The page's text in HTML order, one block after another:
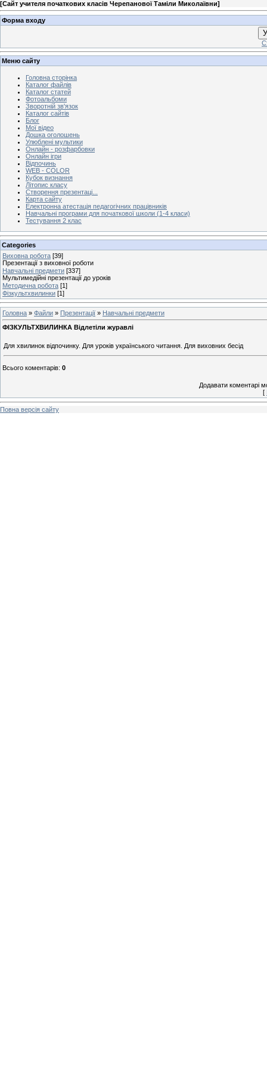
[Сайт учителя початкових класів Черепанової Таміли Миколаївни]
Форма входу
Меню сайту
Головна сторінка
Каталог файлів
Каталог статей
Фотоальбоми
Зворотній зв'язок
Каталог сайтів
Блог
Мої відео
Дошка оголошень
Улюблені мультики
Онлайн - розфарбовки
Онлайн ігри
Відпочинь
WEB - COLOR
Кубок визнання
Літопис класу
Створення презентаці...
Карта сайту
Електронна атестація педагогічних працівників
Навчальні програми для початкової школи (1-4 класи)
Тестування 2 клас
Categories
Виховна робота [39]
Презентації з виховної роботи
Навчальні предмети [337]
Мультимедійні презентації до уроків
Методична робота [1]
Фізкультхвилинки [1]
Головна » Файли » Презентації » Навчальні предмети
ФІЗКУЛЬТХВИЛИНКА Відлетіли журавлі
Для хвилинок відпочинку. Для уроків українського читання. Для виховних бесід
Всього коментарів: 0
Додавати коментарі
[
Повна версія сайту